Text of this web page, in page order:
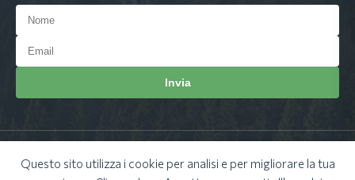
Questo sito utilizza i cookie per analisi e per migliorare la tua
Invia
Privacy Policy|Cookie Policy